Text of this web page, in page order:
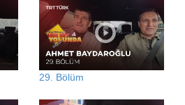
29. Bölüm